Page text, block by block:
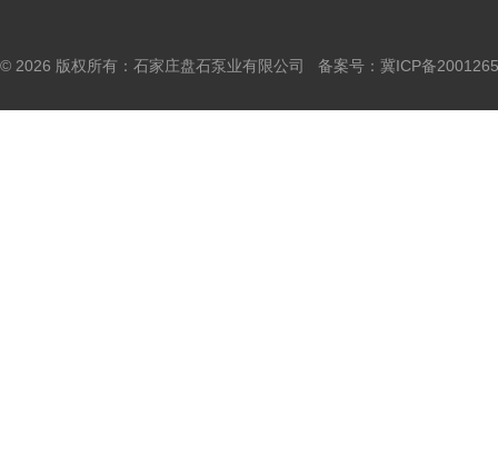
© 2026 版权所有：石家庄盘石泵业有限公司 备案号： 冀ICP备